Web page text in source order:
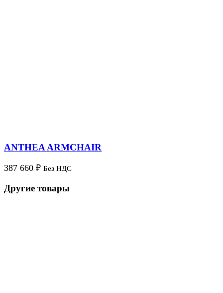
ANTHEA ARMCHAIR
387 660 ₽ Без НДС
Другие товары